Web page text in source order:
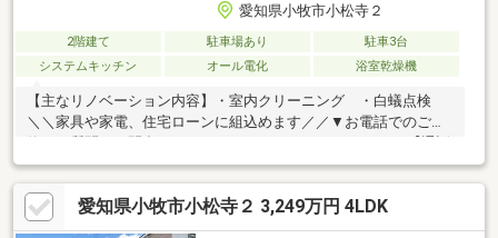
愛知県小牧市小松寺２
2階建て 駐車場あり
駐車3台
システムキッチン
オール電化 浴室乾燥機
【主なリノベーション内容】・室内クリーニング ・白蟻点検
＼＼家具や家電、住宅ローンに組込めます／／▼お電話でのご予
約、ご質問・お問合せはこちらまで▼TEL：0800-816-9995【通話
無料】ニッカ不動産へ！～空家につき即日のご案内も可能！～お
気兼ねなくお問合せくださいませ。住宅ローンやリフォームのご
相談も承ります！
愛知県小牧市小松寺２ 3,249万円 4LDK